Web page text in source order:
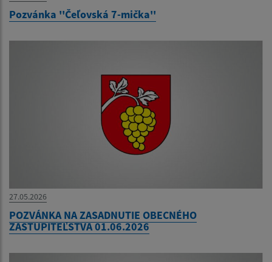
Pozvánka ''Čeľovská 7-mička''
27.05.2026
POZVÁNKA NA ZASADNUTIE OBECNÉHO
ZASTUPITEĽSTVA 01.06.2026